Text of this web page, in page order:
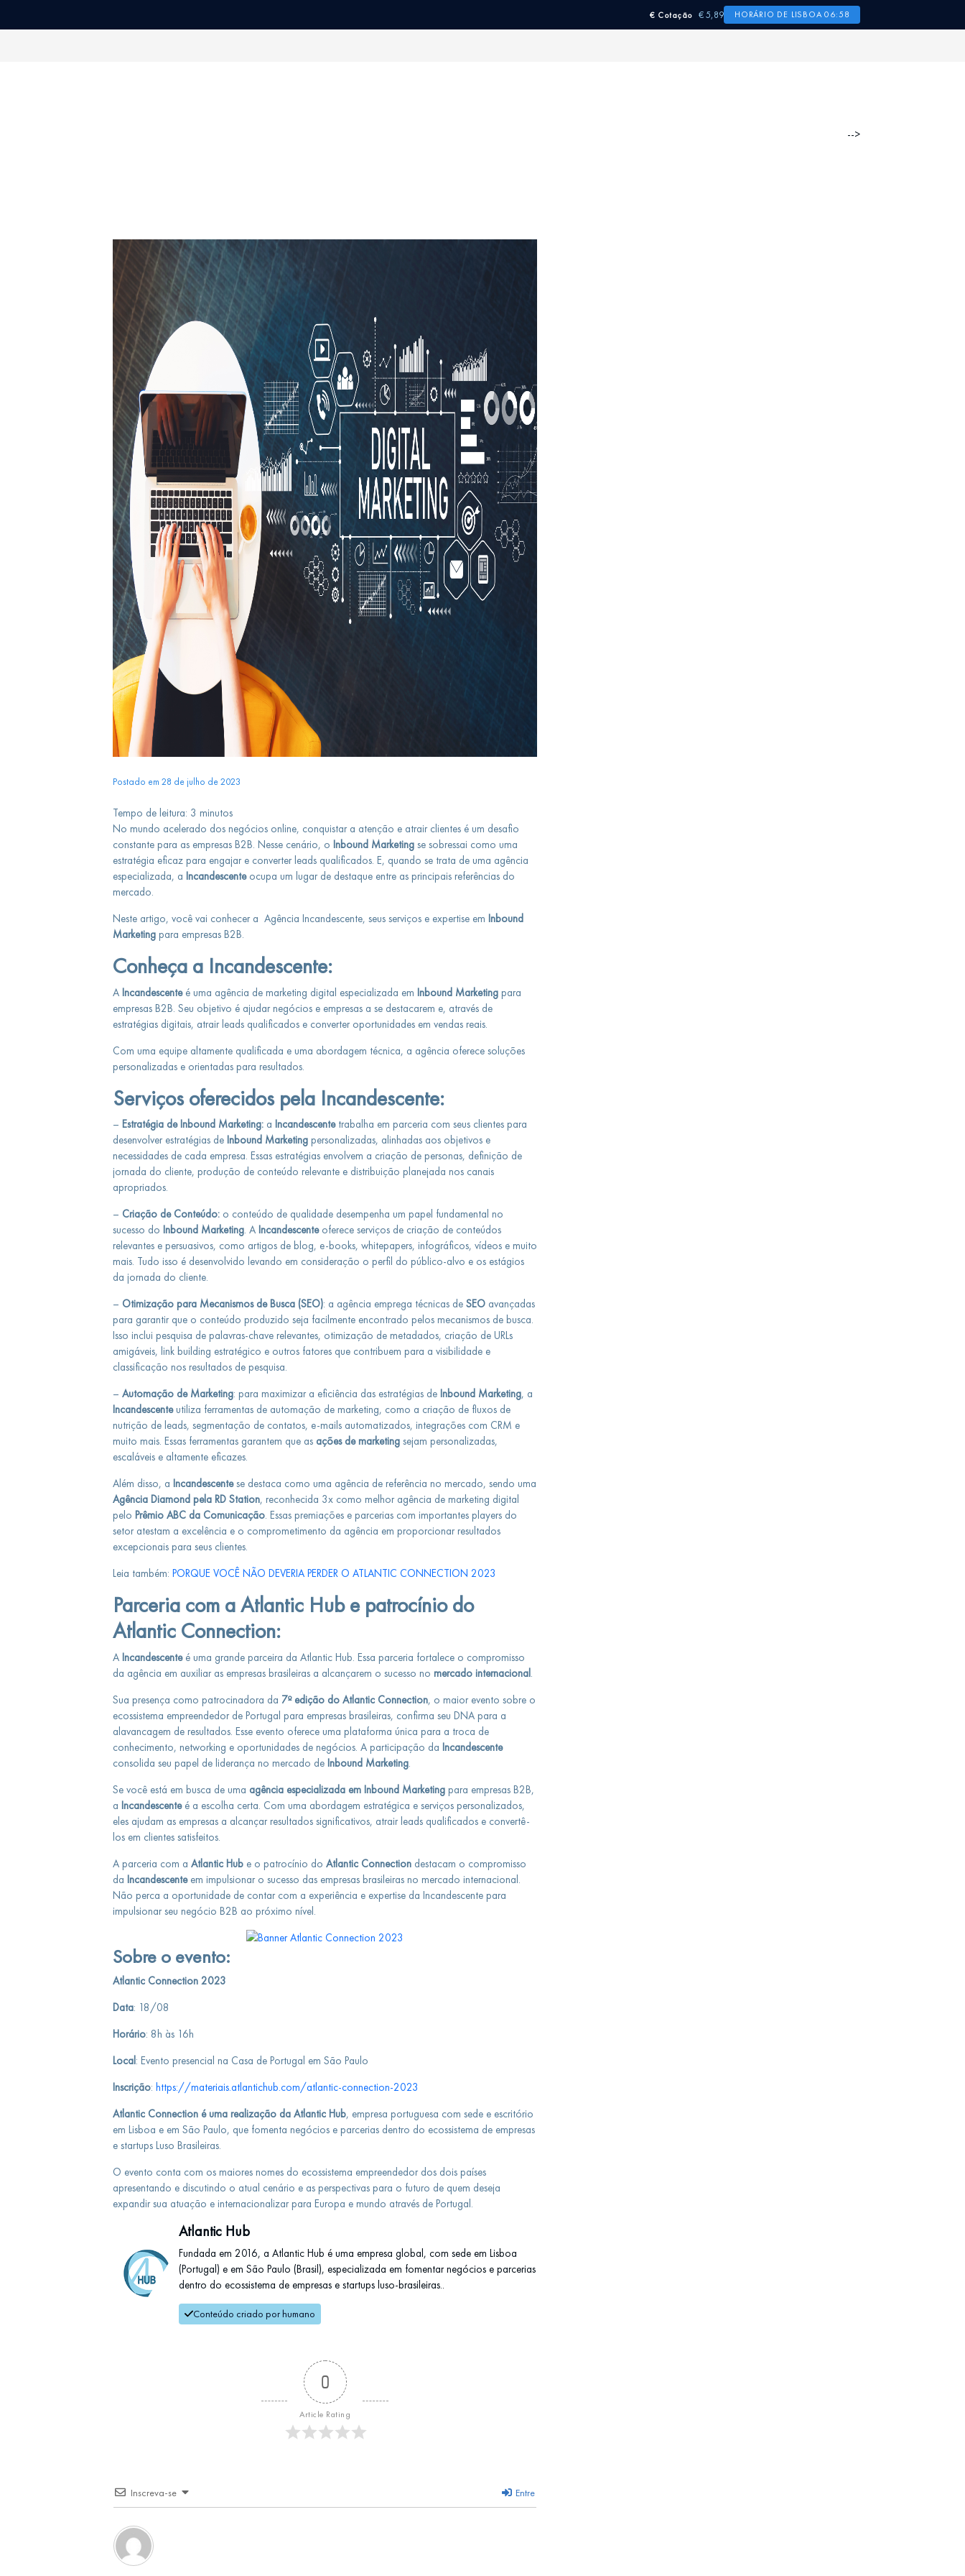
€ Cotação € 5,89 HORÁRIO DE LISBOA 06:58
Postado em 28 de julho de 2023
Tempo de leitura: 3 minutos
No mundo acelerado dos negócios online, conquistar a atenção e atrair clientes é um desafio
constante para as empresas B2B. Nesse cenário, o Inbound Marketingse sobressai como uma
estratégia eficaz para engajar e converter leads qualificados. E, quando se trata de uma agência
especializada, a Incandescenteocupa um lugar de destaque entre as principais referências do
mercado.
Neste artigo, você vai conhecer a Agência Incandescente, seus serviços e expertise em Inbound
Marketingpara empresas B2B.
Conheça a Incandescente:
A Incandescenteé uma agência de marketing digital especializada em Inbound Marketingpara
empresas B2B. Seu objetivo é ajudar negócios e empresas a se destacarem e, através de
estratégias digitais, atrair leads qualificados e converter oportunidades em vendas reais.
Com uma equipe altamente qualificada e uma abordagem técnica, a agência oferece soluções
personalizadas e orientadas para resultados.
Serviços oferecidos pela Incandescente:
– Estratégia de Inbound Marketing:a Incandescentetrabalha em parceria com seus clientes para
desenvolver estratégias de Inbound Marketing personalizadas, alinhadas aos objetivos e
necessidades de cada empresa. Essas estratégias envolvem a criação de personas, definição de
jornada do cliente, produção de conteúdo relevante e distribuição planejada nos canais
apropriados.
– Criação de Conteúdo:o conteúdo de qualidade desempenha um papel fundamental no
sucesso do Inbound Marketing. AIncandescenteoferece serviços de criação de conteúdos
relevantes e persuasivos, como artigos de blog, e-books, whitepapers, infográficos, vídeos e muito
mais. Tudo isso é desenvolvido levando em consideração o perfil do público-alvo e os estágios
da jornada do cliente.
– Otimização para Mecanismos de Busca (SEO): a agência emprega técnicas deSEOavançadas
para garantir que o conteúdo produzido seja facilmente encontrado pelos mecanismos de busca.
Isso inclui pesquisa de palavras-chave relevantes, otimização de metadados, criação de URLs
amigáveis, link building estratégico e outros fatores que contribuem para a visibilidade e
classificação nos resultados de pesquisa.
– Automação de Marketing: para maximizar a eficiência das estratégias de Inbound Marketing, a
Incandescenteutiliza ferramentas de automação de marketing, como a criação de fluxos de
nutrição de leads, segmentação de contatos, e-mails automatizados, integrações com CRM e
muito mais. Essas ferramentas garantem que as ações de marketingsejam personalizadas,
escaláveis e altamente eficazes.
Além disso, a Incandescentese destaca como uma agência de referência no mercado, sendo uma
Agência Diamond pela RD Station, reconhecida 3x como melhor agência de marketing digital
pelo Prêmio ABC da Comunicação. Essas premiações e parcerias com importantes players do
setor atestam a excelência e o comprometimento da agência em proporcionar resultados
excepcionais para seus clientes.
Leia também: PORQUE VOCÊ NÃO DEVERIA PERDER O ATLANTIC CONNECTION 2023
Parceria com a Atlantic Hub e patrocínio do
Atlantic Connection:
A Incandescenteé uma grande parceira da Atlantic Hub. Essa parceria fortalece o compromisso
da agência em auxiliar as empresas brasileiras a alcançarem o sucesso no mercado internacional
Sua presença como patrocinadora da 7º edição do Atlantic Connection, o maior evento sobre o
ecossistema empreendedor de Portugal para empresas brasileiras, confirma seu DNA para a
alavancagem de resultados. Esse evento oferece uma plataforma única para a troca de
conhecimento, networking e oportunidades de negócios. A participação da Incandescente
consolida seu papel de liderança no mercado de Inbound Marketing.
Se você está em busca de uma agência especializada em Inbound Marketingpara empresas B2B,
a Incandescenteé a escolha certa. Com uma abordagem estratégica e serviços personalizados,
eles ajudam as empresas a alcançar resultados significativos, atrair leads qualificados e convertê-
los em clientes satisfeitos.
A parceria com a Atlantic Hube o patrocínio do Atlantic Connectiondestacam o compromisso
da Incandescenteem impulsionar o sucesso das empresas brasileiras no mercado internacional.
Não perca a oportunidade de contar com a experiência e expertise da Incandescente para
impulsionar seu negócio B2B ao próximo nível.
Sobre o evento:
Atlantic Connection 2023
Data: 18/08
Horário: 8h às 16h
Local : Evento presencial na Casa de Portugal em São Paulo
Inscrição: https://materiais.atlantichub.com/atlantic-connection-2023
Atlantic Connection é uma realização da Atlantic Hub, empresa portuguesa com sede e escritório
em Lisboa e em São Paulo, que fomenta negócios e parcerias dentro do ecossistema de empresas
e startups Luso Brasileiras.
O evento conta com os maiores nomes do ecossistema empreendedor dos dois países
apresentando e discutindo o atual cenário e as perspectivas para o futuro de quem deseja
expandir sua atuação e internacionalizar para Europa e mundo através de Portugal.
Atlantic Hub
Fundada em 2016, a Atlantic Hub é uma empresa global, com sede em Lisboa
(Portugal) e em São Paulo (Brasil), especializada em fomentar negócios e parcerias
dentro do ecossistema de empresas e startups luso-brasileiras..
Conteúdo criado por humano
0
Article Rating
Inscreva-se Entre
-->